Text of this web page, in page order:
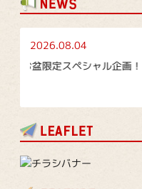
2026.08.04
盆限定スペシャル企画！【決